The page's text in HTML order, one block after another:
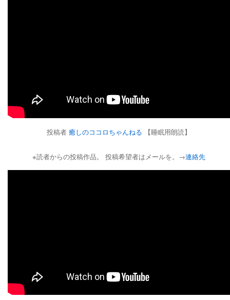
投稿者 癒しのココロちゃんねる 【睡眠用朗読】
※読者からの投稿作品。 投稿希望者はメールを。→連絡先